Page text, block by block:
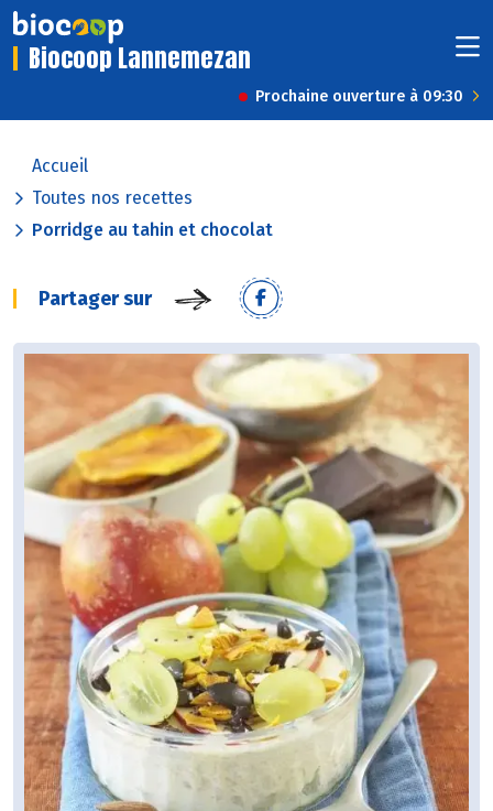
Biocoop Lannemezan
Prochaine ouverture à 09:30
Accueil
Toutes nos recettes
Porridge au tahin et chocolat
Partager sur